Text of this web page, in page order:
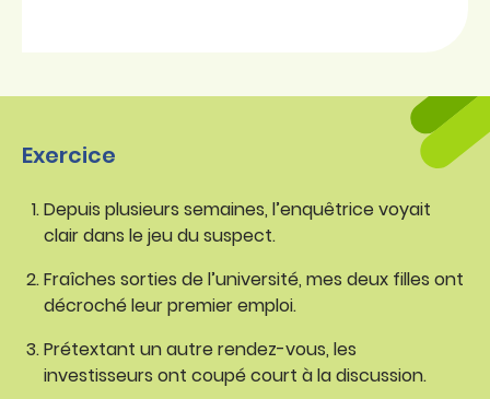
Exercice
Depuis plusieurs semaines, l’enquêtrice voyait
clair dans le jeu du suspect.
Fraîches sorties de l’université, mes deux filles ont
décroché leur premier emploi.
Prétextant un autre rendez-vous, les
investisseurs ont coupé court à la discussion.